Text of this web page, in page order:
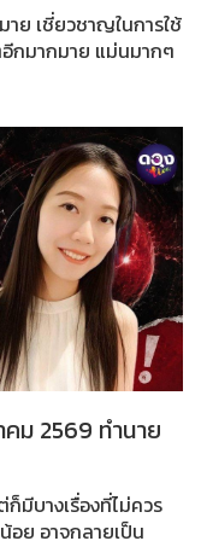
ย เชี่ยวชาญในการใช้
กมากมาย แม่นมากๆ
ม 2569 ทำนาย
มีบางเรื่องที่ไม่ควร
อย อาจกลายเป็น